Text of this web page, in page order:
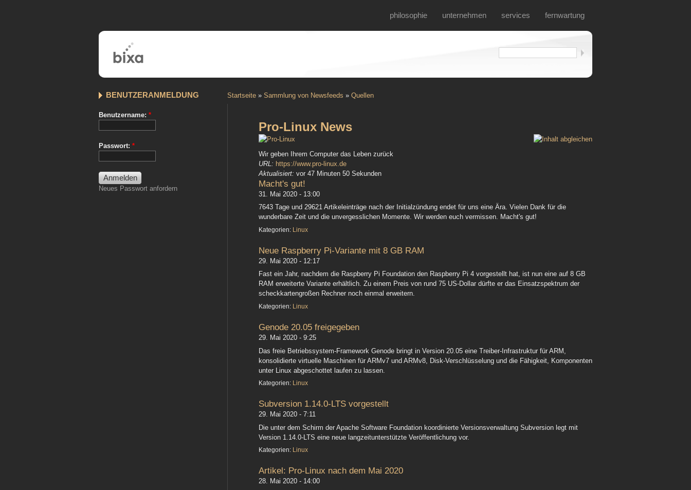
philosophie unternehmen services fernwartung
BENUTZERANMELDUNG
Benutzername: *
Passwort: *
Neues Passwort anfordern
Startseite » Sammlung von Newsfeeds » Quellen
Pro-Linux News
Wir geben Ihrem Computer das Leben zurück
URL: https://www.pro-linux.de
Aktualisiert: vor 47 Minuten 50 Sekunden
Macht's gut!
31. Mai 2020 - 13:00
7643 Tage und 29621 Artikeleinträge nach der Initialzündung endet für uns eine Ära. Vielen Dank für die
wunderbare Zeit und die unvergesslichen Momente. Wir werden euch vermissen. Macht's gut!
Kategorien: Linux
Neue Raspberry Pi-Variante mit 8 GB RAM
29. Mai 2020 - 12:17
Fast ein Jahr, nachdem die Raspberry Pi Foundation den Raspberry Pi 4 vorgestellt hat, ist nun eine auf 8 GB
RAM erweiterte Variante erhältlich. Zu einem Preis von rund 75 US-Dollar dürfte er das Einsatzspektrum der
scheckkartengroßen Rechner noch einmal erweitern.
Kategorien: Linux
Genode 20.05 freigegeben
29. Mai 2020 - 9:25
Das freie Betriebssystem-Framework Genode bringt in Version 20.05 eine Treiber-Infrastruktur für ARM,
konsolidierte virtuelle Maschinen für ARMv7 und ARMv8, Disk-Verschlüsselung und die Fähigkeit, Komponenten
unter Linux abgeschottet laufen zu lassen.
Kategorien: Linux
Subversion 1.14.0-LTS vorgestellt
29. Mai 2020 - 7:11
Die unter dem Schirm der Apache Software Foundation koordinierte Versionsverwaltung Subversion legt mit
Version 1.14.0-LTS eine neue langzeitunterstützte Veröffentlichung vor.
Kategorien: Linux
Artikel: Pro-Linux nach dem Mai 2020
28. Mai 2020 - 14:00